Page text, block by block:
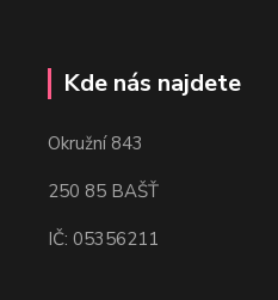
Kde nás najdete
Okružní 843
250 85 BAŠŤ
IČ: 05356211